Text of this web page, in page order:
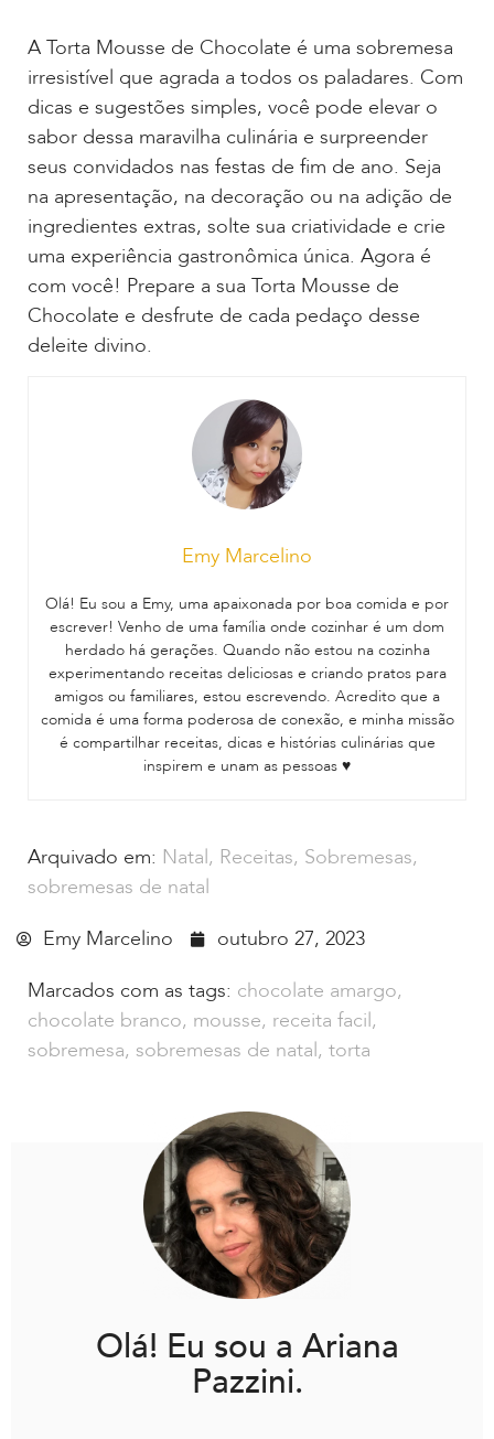
A Torta Mousse de Chocolate é uma sobremesa
irresistível que agrada a todos os paladares. Com
dicas e sugestões simples, você pode elevar o
sabor dessa maravilha culinária e surpreender
seus convidados nas festas de fim de ano. Seja
na apresentação, na decoração ou na adição de
ingredientes extras, solte sua criatividade e crie
uma experiência gastronômica única. Agora é
com você! Prepare a sua Torta Mousse de
Chocolate e desfrute de cada pedaço desse
deleite divino.
Emy Marcelino
Olá! Eu sou a Emy, uma apaixonada por boa comida e por
escrever! Venho de uma família onde cozinhar é um dom
herdado há gerações. Quando não estou na cozinha
experimentando receitas deliciosas e criando pratos para
amigos ou familiares, estou escrevendo. Acredito que a
comida é uma forma poderosa de conexão, e minha missão
é compartilhar receitas, dicas e histórias culinárias que
inspirem e unam as pessoas ♥
Arquivado em: Natal, Receitas, Sobremesas,
sobremesas de natal
Emy Marcelino
outubro 27, 2023
Marcados com as tags: chocolate amargo,
chocolate branco, mousse, receita facil,
sobremesa, sobremesas de natal, torta
Olá! Eu sou a Ariana
Pazzini.